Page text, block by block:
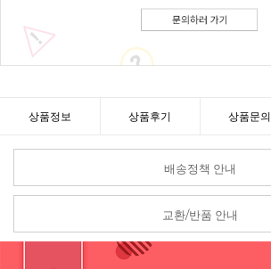
상품정보 상품후기 상품문의
배송정책 안내
교환/반품 안내